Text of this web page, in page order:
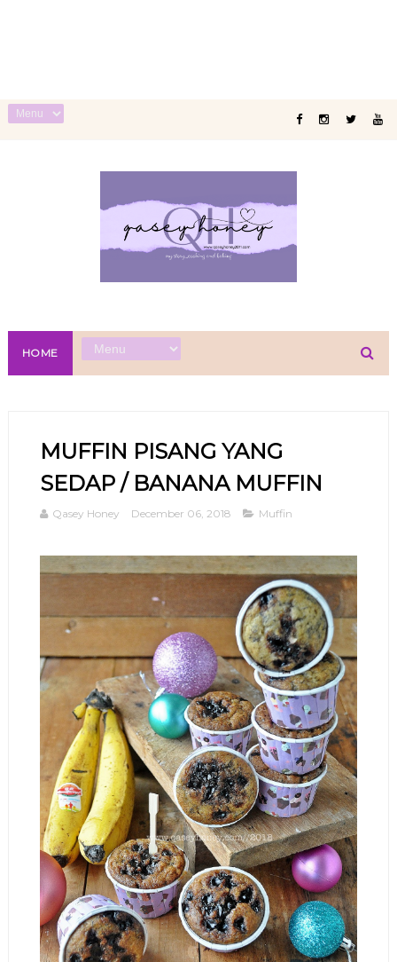
HOME
MUFFIN PISANG YANG
SEDAP / BANANA MUFFIN
Qasey Honey December 06, 2018 Muffin